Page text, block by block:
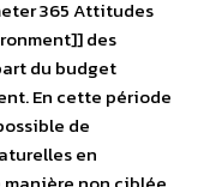
365 Attitudes
des
du budget
En cette période
de
en